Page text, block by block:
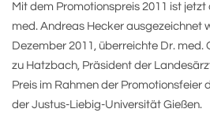
Mit dem Promotionspreis 2011 ist jetzt
med. Andreas Hecker ausgezeichnet
Dezember 2011, überreichte Dr.
zu Hatzbach, Präsident der
Preis im Rahmen der Promotionsfeier
der Justus-Liebig-Universität Gießen.